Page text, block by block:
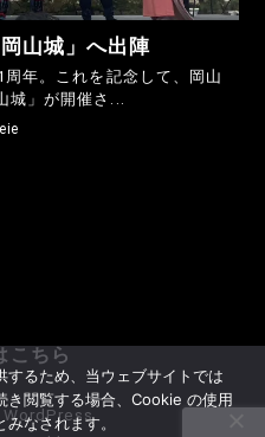
山城」へ出陣
年。これを記念して、岡山
」が開催さ...
こちら
するため、当ウェブサイトでは
閲覧する場合、Cookie の使用
なされます。